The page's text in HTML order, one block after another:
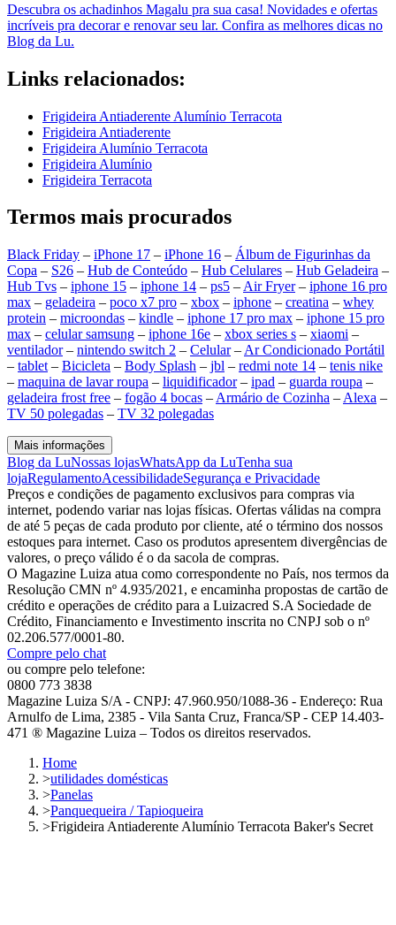
Descubra os achadinhos Magalu pra sua casa! Novidades e ofertas
incríveis pra decorar e renovar seu lar. Confira as melhores dicas no
Blog da Lu.
Links relacionados:
Frigideira Antiaderente Alumínio Terracota
Frigideira Antiaderente
Frigideira Alumínio Terracota
Frigideira Alumínio
Frigideira Terracota
Termos mais procurados
Black Friday – iPhone 17 – iPhone 16 – Álbum de Figurinhas da
Copa – S26 – Hub de Conteúdo – Hub Celulares – Hub Geladeira –
Hub Tvs – iphone 15 – iphone 14 – ps5 – Air Fryer– iphone 16 pro
max – geladeira – poco x7 pro – xbox – iphone – creatina – whey
protein – microondas – kindle – iphone 17 pro max – iphone 15 pro
max – celular samsung – iphone 16e – xbox series s – xiaomi –
ventilador– nintendo switch 2 – Celular– Ar Condicionado Portátil
– tablet – Bicicleta – Body Splash – jbl – redmi note 14 – tenis nike
– maquina de lavar roupa – liquidificador– ipad – guarda roupa –
geladeira frost free – fogão 4 bocas – Armário de Cozinha – Alexa –
TV 50 polegadas – TV 32 polegadas
Mais informações
Blog da LuNossas lojasWhatsApp da LuTenha sua
lojaRegulamentoAcessibilidadeSegurança e Privacidade
Preços e condições de pagamento exclusivos para compras via
internet, podendo variar nas lojas físicas. Ofertas válidas na compra
de até 5 peças de cada produto por cliente, até o término dos nossos
estoques para internet. Caso os produtos apresentem divergências de
valores, o preço válido é o da sacola de compras.
O Magazine Luiza atua como correspondente no País, nos termos da
Resolução CMN nº 4.935/2021, e encaminha propostas de cartão de
crédito e operações de crédito para a Luizacred S.A Sociedade de
Crédito, Financiamento e Investimento inscrita no CNPJ sob o nº
02.206.577/0001-80.
Compre pelo chat
ou compre pelo telefone:
0800 773 3838
Magazine Luiza S/A - CNPJ: 47.960.950/1088-36 - Endereço: Rua
Arnulfo de Lima, 2385 - Vila Santa Cruz, Franca/SP - CEP 14.403-
471 ® Magazine Luiza – Todos os direitos reservados.
Home
>utilidades domésticas
>Panelas
>Panquequeira / Tapioqueira
>Frigideira Antiaderente Alumínio Terracota Baker's Secret